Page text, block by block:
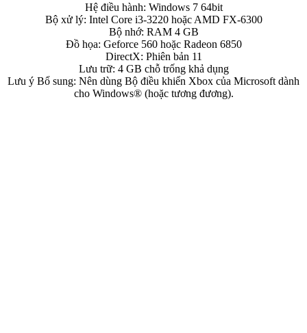
Hệ điều hành: Windows 7 64bit
Bộ xử lý: Intel Core i3-3220 hoặc AMD FX-6300
Bộ nhớ: RAM 4 GB
Đồ họa: Geforce 560 hoặc Radeon 6850
DirectX: Phiên bản 11
Lưu trữ: 4 GB chỗ trống khả dụng
Lưu ý Bổ sung: Nên dùng Bộ điều khiển Xbox của Microsoft dành
cho Windows® (hoặc tương đương).